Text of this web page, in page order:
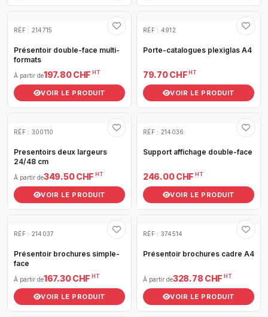
RÉF : 214715
Présentoir double-face multi-
formats
À partir de197.80 CHF HT
VOIR LE PRODUIT
RÉF : 4912
Porte-catalogues plexiglas A4
79.70 CHF HT
VOIR LE PRODUIT
RÉF : 300110
Presentoirs deux largeurs
24/48 cm
À partir de349.50 CHF HT
VOIR LE PRODUIT
RÉF : 214036
Support affichage double-face
246.00 CHF HT
VOIR LE PRODUIT
RÉF : 214037
Présentoir brochures simple-
face
À partir de167.30 CHF HT
VOIR LE PRODUIT
RÉF : 374514
Présentoir brochures cadre A4
À partir de328.78 CHF HT
VOIR LE PRODUIT